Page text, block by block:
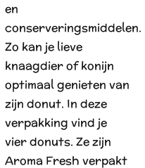
en
conserveringsmiddelen.
Zo kan je lieve
knaagdier of konijn
optimaal genieten van
zijn donut. In deze
verpakking vind je
vier donuts. Ze zijn
Aroma Fresh verpakt